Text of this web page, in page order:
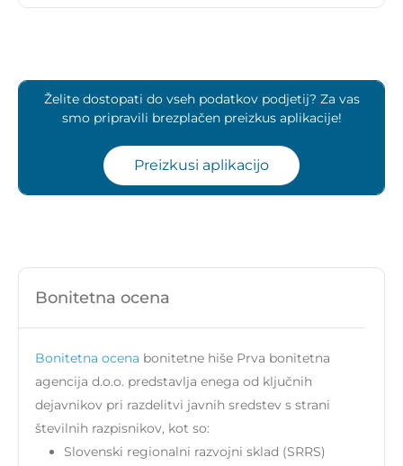
Želite dostopati do vseh podatkov podjetij? Za vas
smo pripravili brezplačen preizkus aplikacije!
Preizkusi aplikacijo
Bonitetna ocena
Bonitetna ocena bonitetne hiše Prva bonitetna
agencija d.o.o. predstavlja enega od ključnih
dejavnikov pri razdelitvi javnih sredstev s strani
številnih razpisnikov, kot so:
Slovenski regionalni razvojni sklad (SRRS)